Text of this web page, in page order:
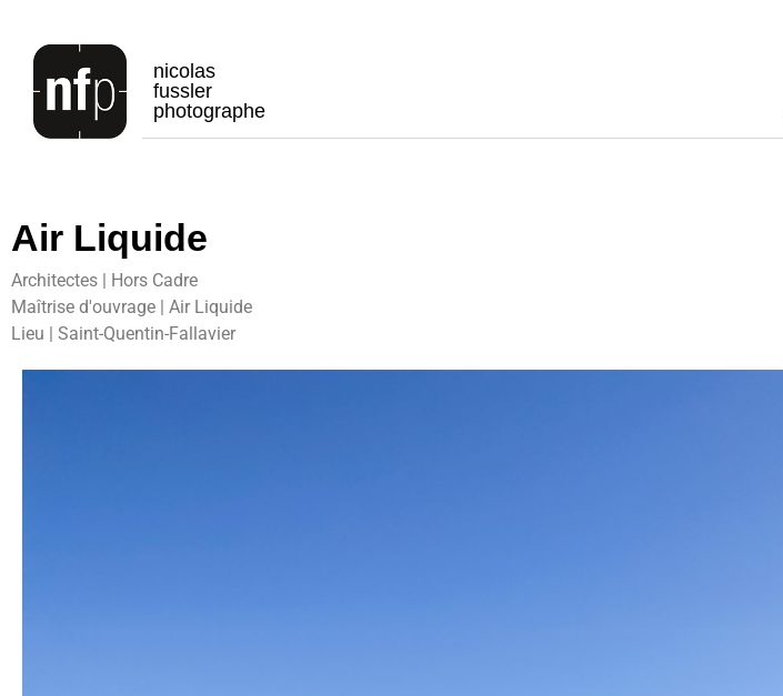
nicolas
fussler
photographe
Air Liquide
Architectes | Hors Cadre
Maîtrise d'ouvrage | Air Liquide
Lieu | Saint-Quentin-Fallavier